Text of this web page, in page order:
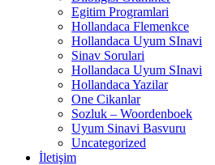
Egitim Programlari
Hollandaca Flemenkce
Hollandaca Uyum SInavi
Sinav Sorulari
Hollandaca Uyum SInavi
Hollandaca Yazilar
One Cikanlar
Sozluk – Woordenboek
Uyum Sinavi Basvuru
Uncategorized
İletişim